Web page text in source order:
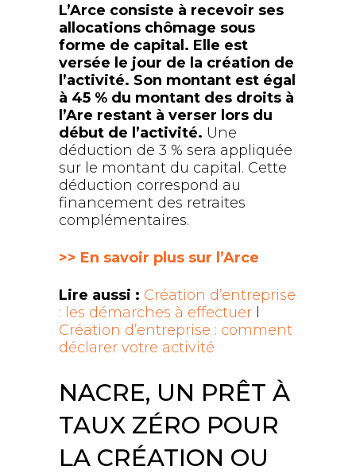
L’Arce consiste à recevoir ses
allocations chômage sous
forme de capital. Elle est
versée le jour de la création de
l’activité. Son montant est égal
à 45 % du montant des droits à
l’Are restant à verser lors du
début de l’activité. Une
déduction de 3 % sera appliquée
sur le montant du capital. Cette
déduction correspond au
financement des retraites
complémentaires.
>> En savoir plus sur l’Arce
Lire aussi : Création d’entreprise
: les démarches à effectuer
Création d’entreprise : comment
déclarer votre activité
NACRE, UN PRÊT À
TAUX ZÉRO POUR
LA CRÉATION OU